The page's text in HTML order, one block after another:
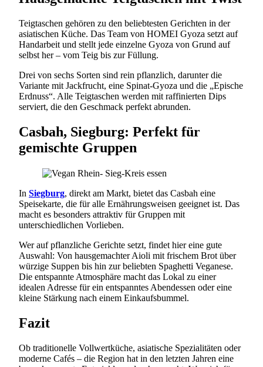
Teigtaschen gehören zu den beliebtesten Gerichten in der
asiatischen Küche. Das Team von HOMEI Gyoza setzt auf
Handarbeit und stellt jede einzelne Gyoza von Grund auf
selbst her – vom Teig bis zur Füllung.
Drei von sechs Sorten sind rein pflanzlich, darunter die
Variante mit Jackfrucht, eine Spinat-Gyoza und die „Epische
Erdnuss“. Alle Teigtaschen werden mit raffinierten Dips
serviert, die den Geschmack perfekt abrunden.
Casbah, Siegburg: Perfekt für
gemischte Gruppen
In Siegburg, direkt am Markt, bietet das Casbah eine
Speisekarte, die für alle Ernährungsweisen geeignet ist. Das
macht es besonders attraktiv für Gruppen mit
unterschiedlichen Vorlieben.
Wer auf pflanzliche Gerichte setzt, findet hier eine gute
Auswahl: Von hausgemachter Aioli mit frischem Brot über
würzige Suppen bis hin zur beliebten Spaghetti Veganese.
Die entspannte Atmosphäre macht das Lokal zu einer
idealen Adresse für ein entspanntes Abendessen oder eine
kleine Stärkung nach einem Einkaufsbummel.
Fazit
Ob traditionelle Vollwertküche, asiatische Spezialitäten oder
moderne Cafés – die Region hat in den letzten Jahren eine